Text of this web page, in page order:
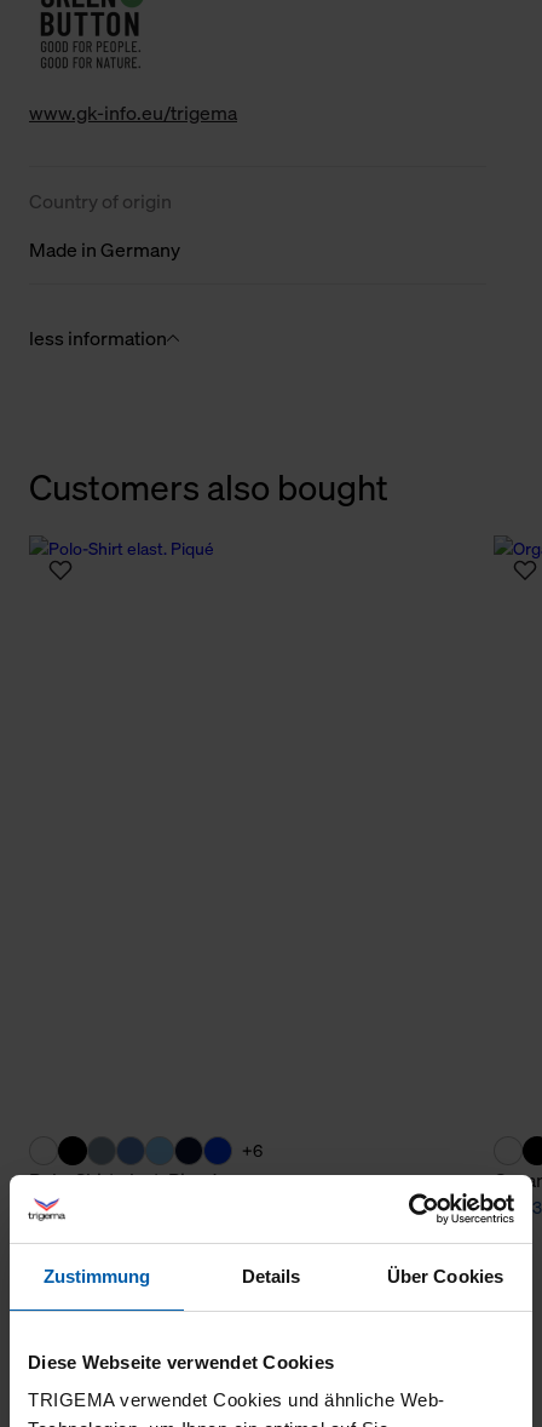
Zustimmung Details Über Cookies
Diese Webseite verwendet Cookies
TRIGEMA verwendet Cookies und ähnliche Web-
www.gk-info.eu/trigema
Country of origin
Made in Germany
less information
Customers also bought
+6
Polo-Shirt elast. Piqué
from 63,30 € from